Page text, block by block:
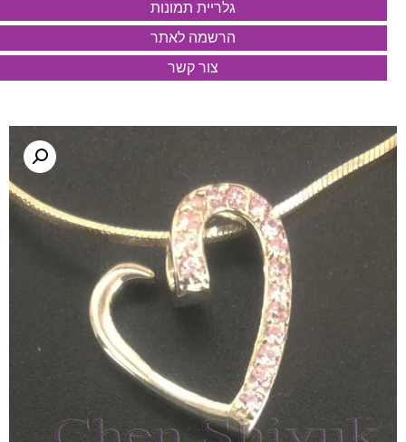
גלריית תמונות
הרשמה לאתר
צור קשר